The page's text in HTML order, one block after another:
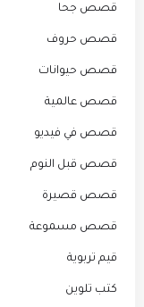
قصص جحا
قصص حروف
قصص حيوانات
قصص عالمية
قصص في فيديو
قصص قبل النوم
قصص قصيرة
قصص مسموعة
قيم تربوية
كتب تلوين